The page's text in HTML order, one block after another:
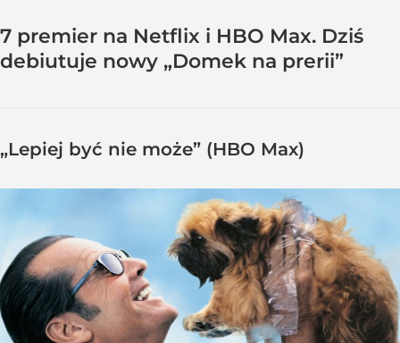
7 premier na Netflix i HBO Max. Dziś
debiutuje nowy „Domek na prerii”
„Lepiej być nie może” (HBO Max)